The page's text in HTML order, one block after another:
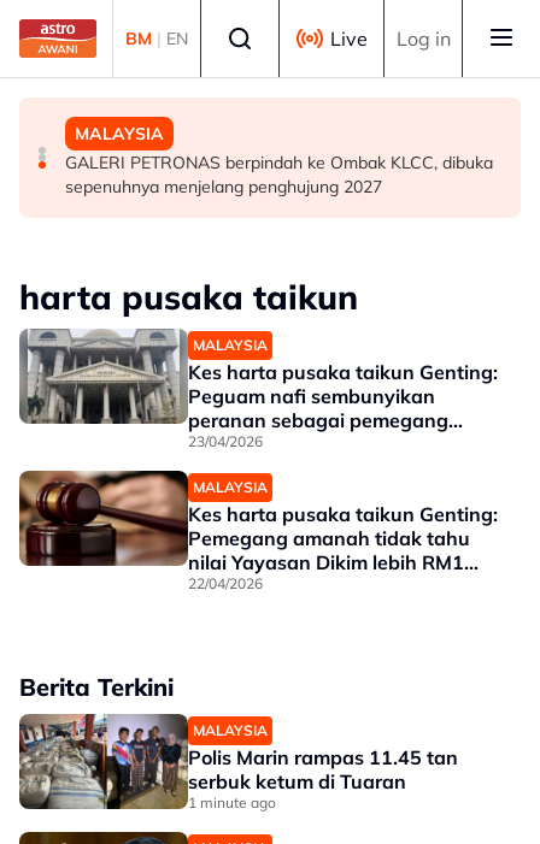
Skip to main content
BM | EN Live Log in
MALAYSIA
Polis Marin rampas 11.45 tan serbuk ketum di Tuaran
MALAYSIA
Malaysia mesti capai kedudukan kelompok 10 terbaik
Indeks Keamanan Global - Saifuddin Nasution
MALAYSIA
GALERI PETRONAS berpindah ke Ombak KLCC, dibuka
sepenuhnya menjelang penghujung 2027
harta pusaka taikun
MALAYSIA
Kes harta pusaka taikun Genting:
Peguam nafi sembunyikan
peranan sebagai pemegang
amanah Yayasan Dikim
23/04/2026
MALAYSIA
Kes harta pusaka taikun Genting:
Pemegang amanah tidak tahu
nilai Yayasan Dikim lebih RM1
bilion
22/04/2026
Berita Terkini
MALAYSIA
Polis Marin rampas 11.45 tan
serbuk ketum di Tuaran
1 minute ago